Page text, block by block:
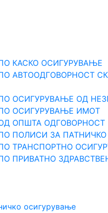
КАСКО ОСИГУРУВАЊЕ
АВТООДГОВОРНОСТ
ОСИГУРУВАЊЕ ОД
ОСИГУРУВАЊЕ ИМОТ
ОПШТА ОДГOВОРНОСТ
ПОЛИСИ ЗА
ТРАНСПОРТНО
ПРИВАТНО
осигурување